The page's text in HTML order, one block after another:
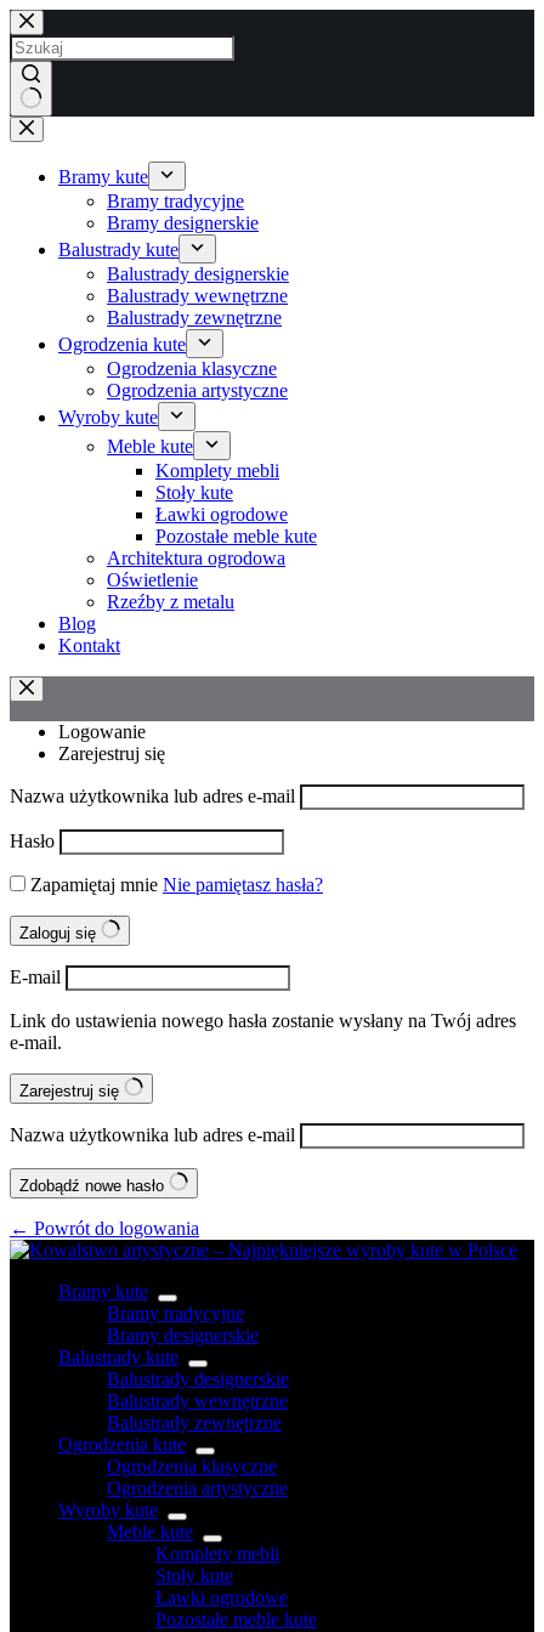
Przejdź
do
treści
Brak
wyników
Bramy kute
Bramy tradycyjne
Bramy designerskie
Balustrady kute
Balustrady designerskie
Balustrady wewnętrzne
Balustrady zewnętrzne
Ogrodzenia kute
Ogrodzenia klasyczne
Ogrodzenia artystyczne
Wyroby kute
Meble kute
Komplety mebli
Stoły kute
Ławki ogrodowe
Pozostałe meble kute
Architektura ogrodowa
Oświetlenie
Rzeźby z metalu
Blog
Kontakt
Logowanie
Zarejestruj się
Nazwa użytkownika lub adres e-mail
Hasło
Zapamiętaj mnie Nie pamiętasz hasła?
Zaloguj się
E-mail
Link do ustawienia nowego hasła zostanie wysłany na Twój adres
e-mail.
Zarejestruj się
Nazwa użytkownika lub adres e-mail
Zdobądź nowe hasło
← Powrót do logowania
Bramy kute
Bramy tradycyjne
Bramy designerskie
Balustrady kute
Balustrady designerskie
Balustrady wewnętrzne
Balustrady zewnętrzne
Ogrodzenia kute
Ogrodzenia klasyczne
Ogrodzenia artystyczne
Wyroby kute
Meble kute
Komplety mebli
Stoły kute
Ławki ogrodowe
Pozostałe meble kute